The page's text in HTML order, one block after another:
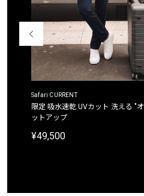
Safari CURRENT
限定 吸水速乾 UVカット 洗える "
ットアップ
¥49,500